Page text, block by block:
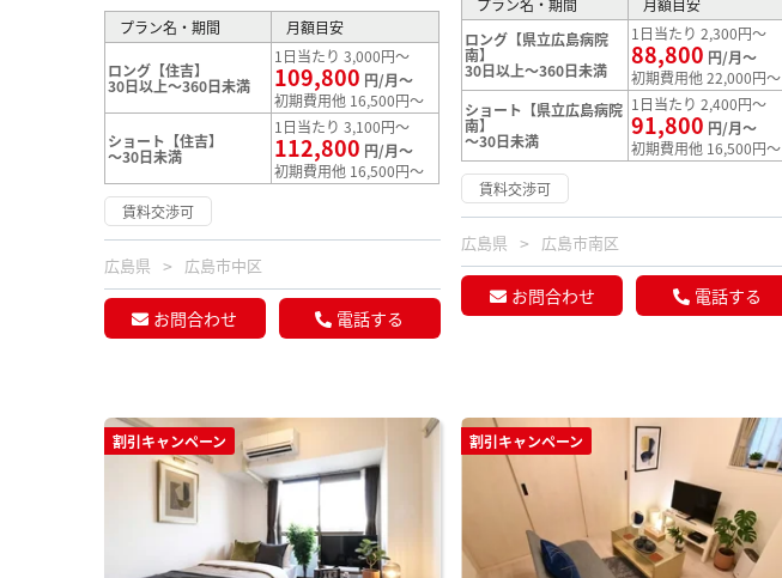
プラン名・期間 月額目安
ロング【住吉】
30日以上～360日未満
1日当たり 3,000円～
109,800 円/月～
初期費用他 16,500円～
ショート【住吉】
～30日未満
1日当たり 3,100円～
112,800 円/月～
初期費用他 16,500円～
賃料交渉可
広島県 広島市中区
お問合わせ 電話する
プラン名・期間
月額目安
ロング【県立広島病院
南】
30日以上～360日未満
1日当たり 2,300円～
88,800 円/月～
初期費用他 22,000円～
ショート【県立広島病院
南】
～30日未満
1日当たり 2,400円～
91,800 円/月～
初期費用他 16,500円～
賃料交渉可
広島県 広島市南区
お問合わせ 電話する
割引キャンペーン 割引キャンペーン